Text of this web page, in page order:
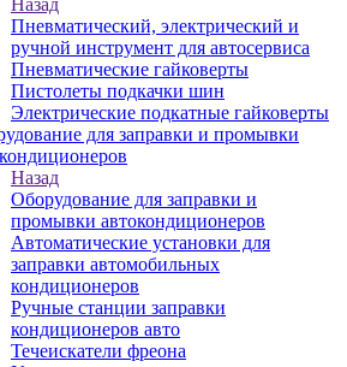
Назад
Пневматический, электрический и
ручной инструмент для автосервиса
Пневматические гайковерты
Пистолеты подкачки шин
Электрические подкатные гайковерты
для заправки и промывки
Назад
Оборудование для заправки и
промывки автокондиционеров
Автоматические установки для
заправки автомобильных
кондиционеров
Ручные станции заправки
кондиционеров авто
Течеискатели фреона